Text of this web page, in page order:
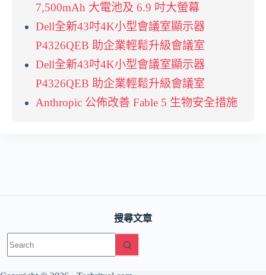
7,500mAh 大電池及 6.9 吋大螢幕
Dell全新43吋4K小型會議室顯示器
P4326QEB 助企業輕鬆升級會議室
Dell全新43吋4K小型會議室顯示器
P4326QEB 助企業輕鬆升級會議室
Anthropic 公佈改善 Fable 5 生物安全措施
搜尋文章
results